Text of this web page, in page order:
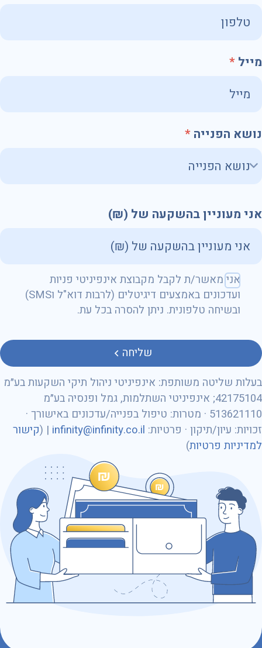
מייל
נושא הפנייה
אני מעוניין בהשקעה של (₪)
שם מלא
טלפון
מספר ת״ז
כתובת דוא״ל
נושא הפנייה
אני מאשר/ת לקבל מקבוצת אינפיניטי פניות
ועדכונים באמצעים דיגיטלים (לרבות דוא"ל וSMS)
ובשיחה טלפונית. ניתן להסרה בכל עת.
שליחה
בעלות שליטה משותפת: אינפיניטי ניהול תיקי השקעות בע״מ
42175104; אינפיניטי השתלמות, גמל ופנסיה בע״מ
513621110 · מטרות: טיפול בפנייה/עדכונים באישורך ·
זכויות: עיון/תיקון · פרטיות: infinity@infinity.co.il
| (קישור
למדיניות פרטיות)